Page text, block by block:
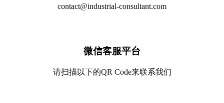
contact@industrial-consultant.com
微信客服平台
请扫描以下的QR Code来联系我们